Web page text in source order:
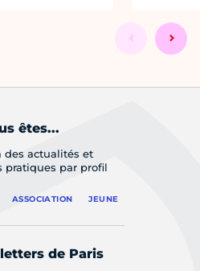
êtes...
des actualités et
pratiques par profil
ASSOCIATION JEUNE
de Paris